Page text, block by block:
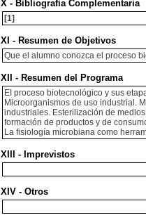
X - Bibliografia Complementaria
[1]
XI - Resumen de Objetivos
Que el alumno conozca el proceso
XII - Resumen del Programa
EI proceso biotecnológico y sus
Microorganismos de uso industrial.
industriales. Esterilización de
formación de productos y de
La fisiología microbiana como
XIII - Imprevistos
XIV - Otros